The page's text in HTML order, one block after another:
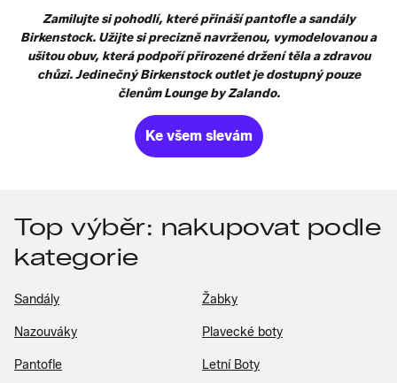
Zamilujte si pohodlí, které přináší pantofle a sandály
Birkenstock. Užijte si precizně navrženou, vymodelovanou a
ušitou obuv, která podpoří přirozené držení těla a zdravou
chůzi. Jedinečný Birkenstock outlet je dostupný pouze
členům Lounge by Zalando.
Ke všem slevám
Top výběr: nakupovat podle
kategorie
Sandály Žabky
Nazouváky Plavecké boty
Pantofle Letní Boty